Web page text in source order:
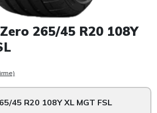
265/45 R20 108Y
45 R20 108Y XL MGT FSL